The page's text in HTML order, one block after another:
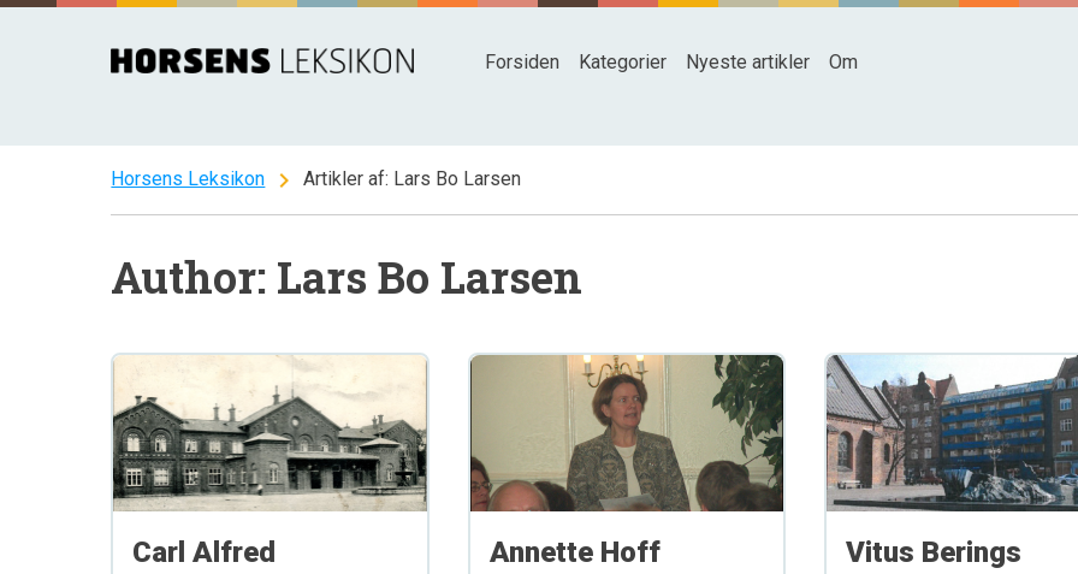
Spring
Forsiden Kategorier Nyeste artikler Om
Horsens Leksikon chevron_right Artikler af: Lars Bo Larsen
Author: Lars Bo Larsen
Carl Alfred
Annette Hoff
Vitus Berings